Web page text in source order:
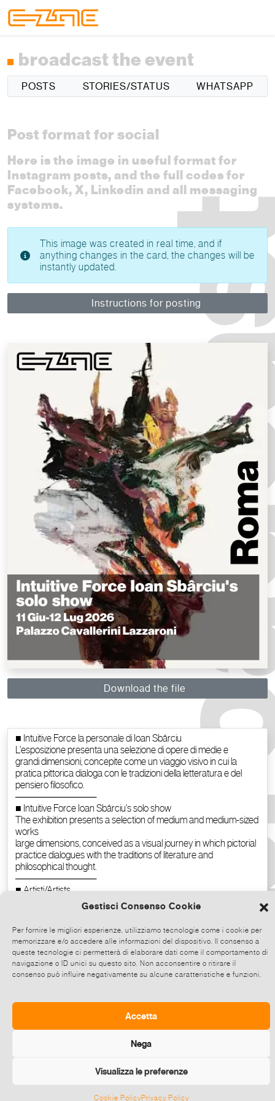
Gestisci Consenso Cookie
Per fornire le migliori esperienze, utilizziamo tecnologie come i cookie per
memorizzare e/o accedere alle informazioni del dispositivo. Il consenso a
queste tecnologie ci permetterà di elaborare dati come il comportamento di
navigazione o ID unici su questo sito. Non acconsentire o ritirare il
consenso può influire negativamente su alcune caratteristiche e funzioni.
Accetta
Nega
Visualizza le preferenze
Cookie PolicyPrivacy Policy
broadcast the event
POSTS STORIES/STATUS WHATSAPP
Post format for social
Here is the image in useful format for
Instagram posts, and the full codes for
Facebook, X, Linkedin and all messaging
systems.
This image was created in real time, and if
anything changes in the card, the changes will be
instantly updated.
Instructions for posting
Download the file